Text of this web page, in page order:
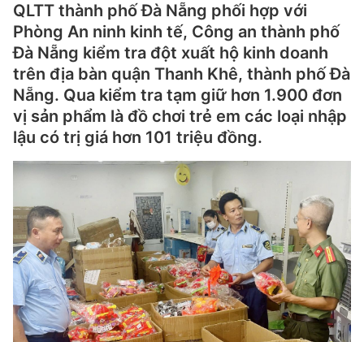
QLTT thành phố Đà Nẵng phối hợp với
Phòng An ninh kinh tế, Công an thành phố
Đà Nẵng kiểm tra đột xuất hộ kinh doanh
trên địa bàn quận Thanh Khê, thành phố Đà
Nẵng. Qua kiểm tra tạm giữ hơn 1.900 đơn
vị sản phẩm là đồ chơi trẻ em các loại nhập
lậu có trị giá hơn 101 triệu đồng.